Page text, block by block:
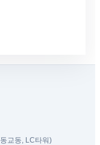
교동, LC타워)